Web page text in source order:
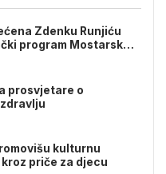
Zdenku Runjiću
program Mostarskog
prosvjetare o
kulturnu
kroz priče za djecu